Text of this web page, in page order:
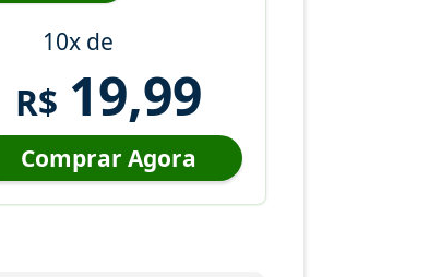
10x de
R$ 19,99
Comprar Agora